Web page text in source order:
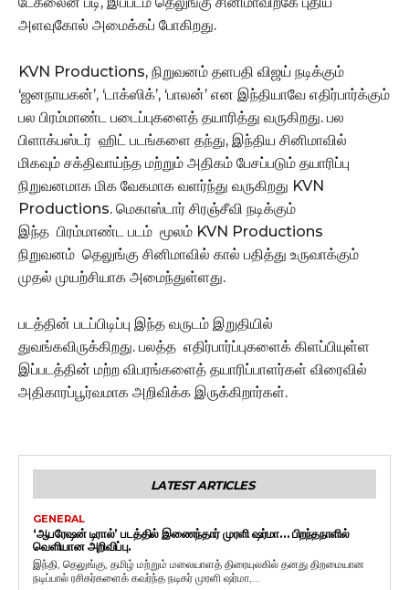
அளவுகோல் அமைக்கப் போகிறது.
KVN Productions, நிறுவனம் தளபதி விஜய் நடிக்கும்
‘ஜனநாயகன்’, ‘டாக்ஸிக்’, ‘பாலன்’ என இந்தியாவே எதிர்பார்க்கும்
பல பிரம்மாண்ட படைப்புகளைத் தயாரித்து வருகிறது. பல
பிளாக்பஸ்டர் ஹிட் படங்களை தந்து, இந்திய சினிமாவில்
மிகவும் சக்திவாய்ந்த மற்றும் அதிகம் பேசப்படும் தயாரிப்பு
நிறுவனமாக மிக வேகமாக வளர்ந்து வருகிறது KVN
Productions. மெகாஸ்டார் சிரஞ்சீவி நடிக்கும்
இந்த பிரம்மாண்ட படம் மூலம் KVN Productions
நிறுவனம் தெலுங்கு சினிமாவில் கால் பதித்து உருவாக்கும்
முதல் முயற்சியாக அமைந்துள்ளது.
படத்தின் படப்பிடிப்பு இந்த வருடம் இறுதியில்
துவங்கவிருக்கிறது. பலத்த எதிர்பார்ப்புகளைக் கிளப்பியுள்ள
இப்படத்தின் மற்ற விபரங்களைத் தயாரிப்பாளர்கள் விரைவில்
அதிகாரப்பூர்வமாக அறிவிக்க இருக்கிறார்கள்.
LATEST ARTICLES
GENERAL
‘ஆபரேஷன் டிரால்’ படத்தில் இணைந்தார் முரளி ஷர்மா… பிறந்தநாளில்
வெளியான அறிவிப்பு.
இந்தி, தெலுங்கு, தமிழ் மற்றும் மலையாளத் திரையுலகில் தனது திறமையான
நடிப்பால் ரசிகர்களைக் கவர்ந்த நடிகர் முரளி ஷர்மா,...